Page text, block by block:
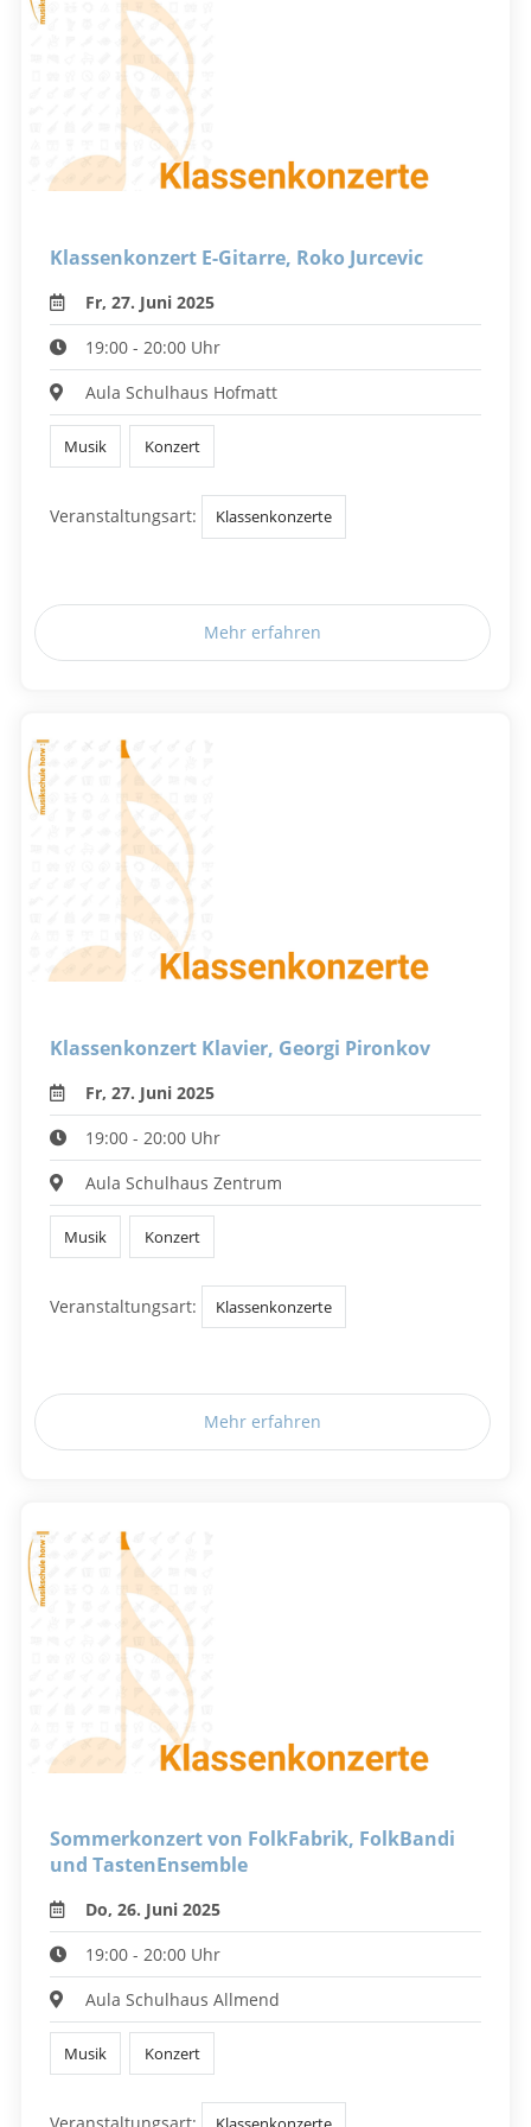
Klassenkonzert E-Gitarre, Roko Jurcevic
Fr, 27. Juni 2025
19:00 - 20:00 Uhr
Aula Schulhaus Hofmatt
Musik Konzert
Veranstaltungsart: Klassenkonzerte
Mehr erfahren
Klassenkonzert Klavier, Georgi Pironkov
Fr, 27. Juni 2025
19:00 - 20:00 Uhr
Aula Schulhaus Zentrum
Musik Konzert
Veranstaltungsart: Klassenkonzerte
Mehr erfahren
Sommerkonzert von FolkFabrik, FolkBandi
und TastenEnsemble
Do, 26. Juni 2025
19:00 - 20:00 Uhr
Aula Schulhaus Allmend
Musik Konzert